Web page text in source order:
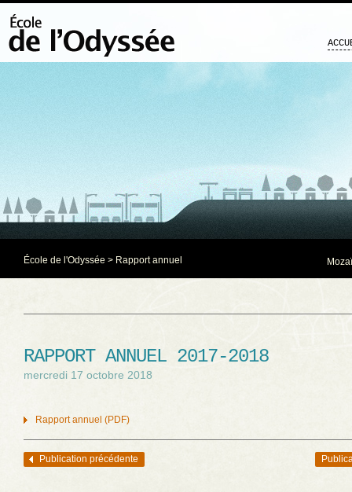
École de l'Odyssée > Rapport annuel
RAPPORT ANNUEL 2017-2018
mercredi 17 octobre 2018
Rapport annuel (PDF)
Navigation des articles
Publication précédente